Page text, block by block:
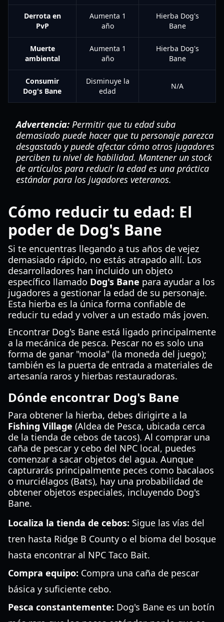
Derrota en
PvP
Aumenta 1
año
Hierba Dog's
Bane
Muerte
ambiental
Aumenta 1
año
Hierba Dog's
Bane
Consumir
Dog's Bane
Disminuye la
edad
N/A
Advertencia: Permitir que tu edad suba
demasiado puede hacer que tu personaje parezca
desgastado y puede afectar cómo otros jugadores
perciben tu nivel de habilidad. Mantener un stock
de artículos para reducir la edad es una práctica
estándar para los jugadores veteranos.
Cómo reducir tu edad: El
poder de Dog's Bane
Si te encuentras llegando a tus años de vejez
demasiado rápido, no estás atrapado allí. Los
desarrolladores han incluido un objeto
específico llamado Dog's Bane para ayudar a los
jugadores a gestionar la edad de su personaje.
Esta hierba es la única forma confiable de
reducir tu edad y volver a un estado más joven.
Encontrar Dog's Bane está ligado principalmente
a la mecánica de pesca. Pescar no es solo una
forma de ganar "moola" (la moneda del juego);
también es la puerta de entrada a materiales de
artesanía raros y hierbas restauradoras.
Dónde encontrar Dog's Bane
Para obtener la hierba, debes dirigirte a la
Fishing Village (Aldea de Pesca, ubicada cerca
de la tienda de cebos de tacos). Al comprar una
caña de pescar y cebo del NPC local, puedes
comenzar a sacar objetos del agua. Aunque
capturarás principalmente peces como bacalaos
o murciélagos (Bats), hay una probabilidad de
obtener objetos especiales, incluyendo Dog's
Bane.
Localiza la tienda de cebos: Sigue las vías del
tren hasta Ridge B County o el bioma del bosque
hasta encontrar al NPC Taco Bait.
Compra equipo: Compra una caña de pescar
básica y suficiente cebo.
Pesca constantemente: Dog's Bane es un botín